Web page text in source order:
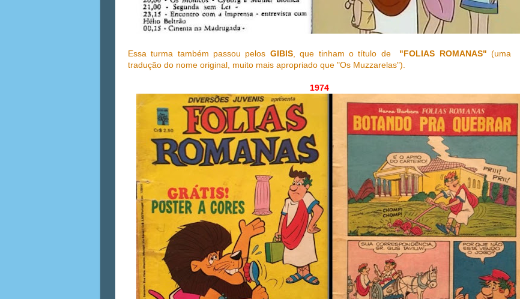
Essa turma também passou pelos GIBIS, que tinham o título de "FOLIAS ROMANAS" (uma
tradução do nome original, muito mais apropriado que "Os Muzzarelas").
1974